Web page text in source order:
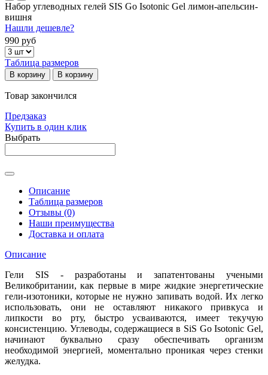
Набор углеводных гелей SIS Go Isotonic Gel лимон-апельсин-
вишня
Нашли дешевле?
990 руб
Таблица размеров
В корзину В корзину
Товар закончился
Предзаказ
Купить в один клик
Выбрать
Описание
Таблица размеров
Отзывы (0)
Наши преимущества
Доставка и оплата
Описание
Гели SIS - разработаны и запатентованы учеными
Великобритании, как первые в мире жидкие энергетические
гели-изотоники, которые не нужно запивать водой. Их легко
использовать, они не оставляют никакого привкуса и
липкости во рту, быстро усваиваются, имеет текучую
консистенцию. Углеводы, содержащиеся в SiS Go Isotonic Gel,
начинают буквально сразу обеспечивать организм
необходимой энергией, моментально проникая через стенки
желудка.